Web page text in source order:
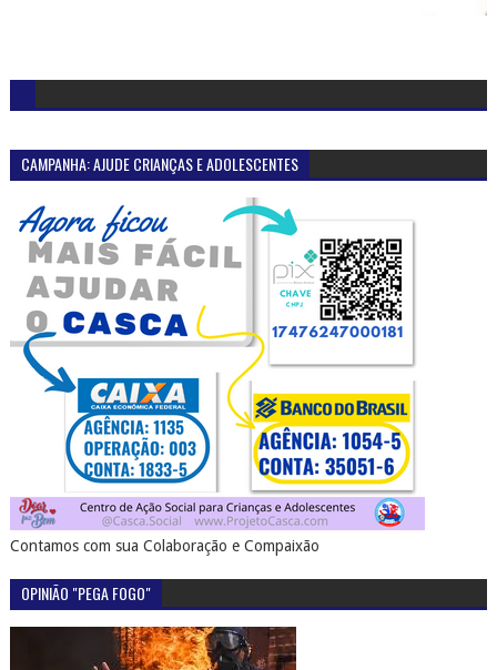
CAMPANHA: AJUDE CRIANÇAS E ADOLESCENTES
Contamos com sua Colaboração e Compaixão
OPINIÃO "PEGA FOGO"